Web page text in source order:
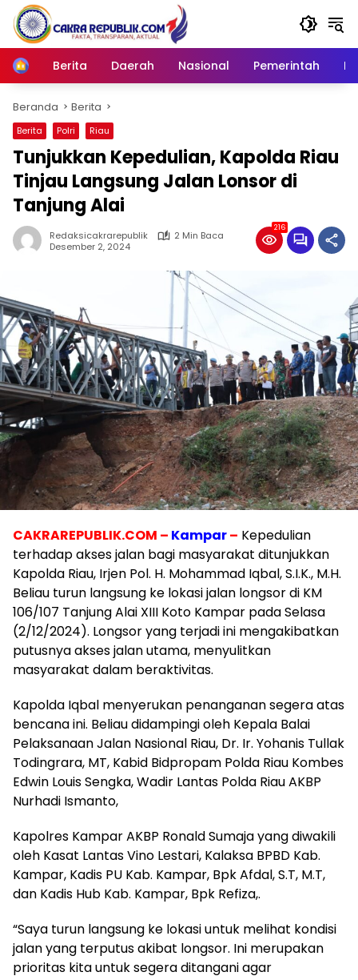
Langsung
konten
Home
Berita Daerah Nasional Pemerintah
Beranda Berita
Berita Polri Riau
Tunjukkan Kepedulian, Kapolda Riau
Tinjau Langsung Jalan Lonsor di
Tanjung Alai
Redaksicakrarepublik
2 Min Baca
Desember 2, 2024
216
CAKRAREPUBLIK.COM – Kampar– Kepedulian
terhadap akses jalan bagi masyarakat ditunjukkan
Kapolda Riau, Irjen Pol. H. Mohammad Iqbal, S.I.K., M.H.
Beliau turun langsung ke lokasi jalan longsor di KM
106/107 Tanjung Alai XIII Koto Kampar pada Selasa
(2/12/2024). Longsor yang terjadi ini mengakibatkan
putusnya akses jalan utama, menyulitkan
masyarakat dalam beraktivitas.
Kapolda Iqbal menyerukan penanganan segera atas
bencana ini. Beliau didampingi oleh Kepala Balai
Pelaksanaan Jalan Nasional Riau, Dr. Ir. Yohanis Tullak
Todingrara, MT, Kabid Bidpropam Polda Riau Kombes
Edwin Louis Sengka, Wadir Lantas Polda Riau AKBP
Nurhadi Ismanto,
Kapolres Kampar AKBP Ronald Sumaja yang diwakili
oleh Kasat Lantas Vino Lestari, Kalaksa BPBD Kab.
Kampar, Kadis PU Kab. Kampar, Bpk Afdal, S.T, M.T,
dan Kadis Hub Kab. Kampar, Bpk Refiza,.
“Saya turun langsung ke lokasi untuk melihat kondisi
jalan yang terputus akibat longsor. Ini merupakan
prioritas kita untuk segera ditangani agar